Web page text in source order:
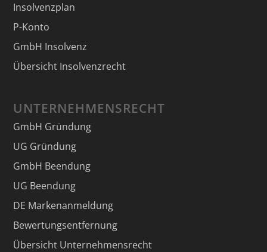
Insolvenzplan
P-Konto
GmbH Insolvenz
Übersicht Insolvenzrecht
UNTERNEHMENSRECHT
GmbH Gründung
UG Gründung
GmbH Beendung
UG Beendung
DE Markenanmeldung
Bewertungsentfernung
Übersicht Unternehmensrecht